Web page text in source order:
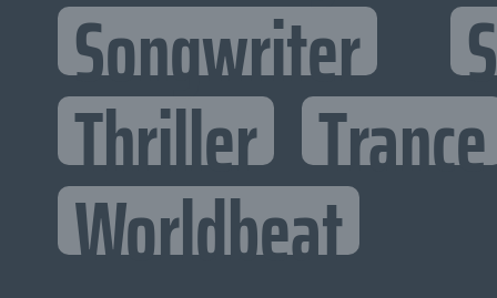
Songwriter
Thriller Trance
Worldbeat